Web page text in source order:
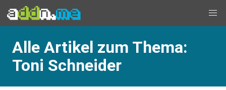
Alle Artikel zum Thema:
Toni Schneider